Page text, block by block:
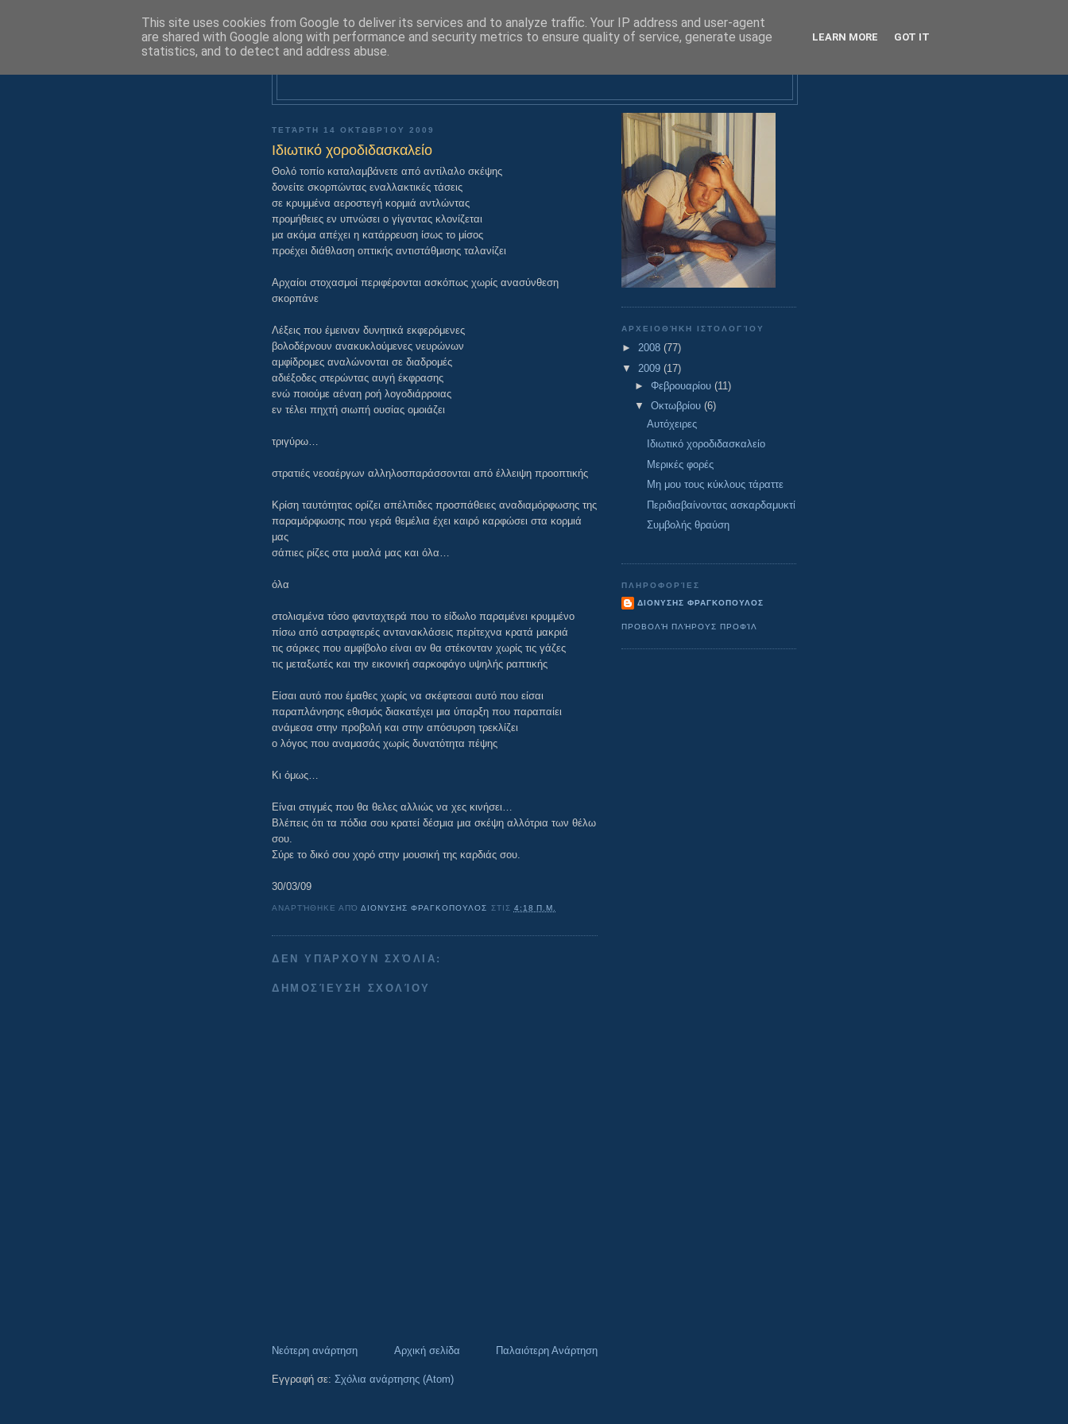
ΤΕΤΆΡΤΗ 14 ΟΚΤΩΒΡΊΟΥ 2009
Ιδιωτικό χοροδιδασκαλείο
Θολό τοπίο καταλαμβάνετε από αντίλαλο σκέψης
δονείτε σκορπώντας εναλλακτικές τάσεις
σε κρυμμένα αεροστεγή κορμιά αντλώντας
προμήθειες εν υπνώσει ο γίγαντας κλονίζεται
μα ακόμα απέχει η κατάρρευση ίσως το μίσος
προέχει διάθλαση οπτικής αντιστάθμισης ταλανίζει
Αρχαίοι στοχασμοί περιφέρονται ασκόπως χωρίς ανασύνθεση
σκορπάνε
Λέξεις που έμειναν δυνητικά εκφερόμενες
βολοδέρνουν ανακυκλούμενες νευρώνων
αμφίδρομες αναλώνονται σε διαδρομές
αδιέξοδες στερώντας αυγή έκφρασης
ενώ ποιούμε αέναη ροή λογοδιάρροιας
εν τέλει πηχτή σιωπή ουσίας ομοιάζει
τριγύρω…
στρατιές νεοαέργων αλληλοσπαράσσονται από έλλειψη προοπτικής
Κρίση ταυτότητας ορίζει απέλπιδες προσπάθειες αναδιαμόρφωσης της
παραμόρφωσης που γερά θεμέλια έχει καιρό καρφώσει στα κορμιά
μας
σάπιες ρίζες στα μυαλά μας και όλα…
όλα
στολισμένα τόσο φανταχτερά που το είδωλο παραμένει κρυμμένο
πίσω από αστραφτερές αντανακλάσεις περίτεχνα κρατά μακριά
τις σάρκες που αμφίβολο είναι αν θα στέκονταν χωρίς τις γάζες
τις μεταξωτές και την εικονική σαρκοφάγο υψηλής ραπτικής
Είσαι αυτό που έμαθες χωρίς να σκέφτεσαι αυτό που είσαι
παραπλάνησης εθισμός διακατέχει μια ύπαρξη που παραπαίει
ανάμεσα στην προβολή και στην απόσυρση τρεκλίζει
ο λόγος που αναμασάς χωρίς δυνατότητα πέψης
Κι όμως…
Είναι στιγμές που θα θελες αλλιώς να χες κινήσει…
Βλέπεις ότι τα πόδια σου κρατεί δέσμια μια σκέψη αλλότρια των θέλω
σου.
Σύρε το δικό σου χορό στην μουσική της καρδιάς σου.
30/03/09
ΑΝΑΡΤΉΘΗΚΕ ΑΠΌΔΙΟΝΥΣΗΣ ΦΡΑΓΚΟΠΟΥΛΟΣ ΣΤΙΣ 4:18 Π.Μ.
ΔΕΝ ΥΠΆΡΧΟΥΝ ΣΧΌΛΙΑ:
ΔΗΜΟΣΊΕΥΣΗ ΣΧΟΛΊΟΥ
Νεότερη ανάρτηση Παλαιότερη Ανάρτηση
Αρχική σελίδα
Εγγραφή σε: Σχόλια ανάρτησης (Atom)
ΑΡΧΕΙΟΘΉΚΗ ΙΣΤΟΛΟΓΊΟΥ
► 2008 (77)
▼ 2009 (17)
► Φεβρουαρίου (11)
▼ Οκτωβρίου (6)
Αυτόχειρες
Ιδιωτικό χοροδιδασκαλείο
Μερικές φορές
Μη μου τους κύκλους τάραττε
Περιδιαβαίνοντας ασκαρδαμυκτί
Συμβολής θραύση
ΠΛΗΡΟΦΟΡΊΕΣ
ΔΙΟΝΥΣΗΣ ΦΡΑΓΚΟΠΟΥΛΟΣ
ΠΡΟΒΟΛΉ ΠΛΉΡΟΥΣ ΠΡΟΦΊΛ
This site uses cookies from Google to deliver its services and to analyze traffic. Your IP address and user-agent
are shared with Google along with performance and security metrics to ensure quality of service, generate usage
statistics, and to detect and address abuse.
LEARN MORE GOT IT